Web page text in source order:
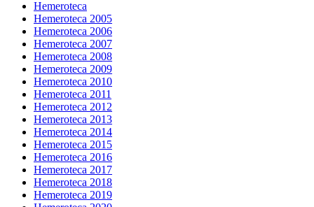
Hemeroteca
Hemeroteca 2005
Hemeroteca 2006
Hemeroteca 2007
Hemeroteca 2008
Hemeroteca 2009
Hemeroteca 2010
Hemeroteca 2011
Hemeroteca 2012
Hemeroteca 2013
Hemeroteca 2014
Hemeroteca 2015
Hemeroteca 2016
Hemeroteca 2017
Hemeroteca 2018
Hemeroteca 2019